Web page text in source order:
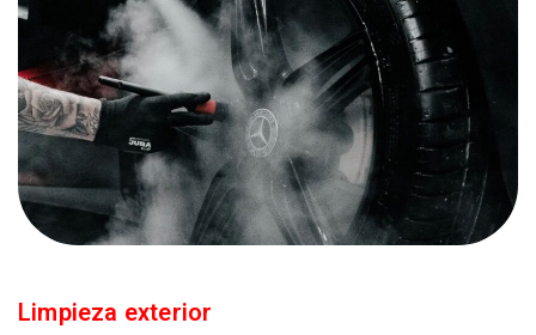
Limpieza exterior